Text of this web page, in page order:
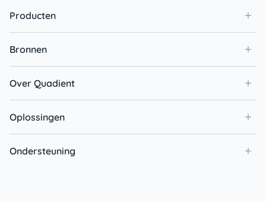
Producten
Bronnen
Over Quadient
Oplossingen
Ondersteuning